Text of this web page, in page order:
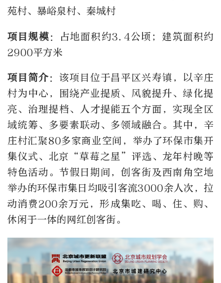
苑村、暴峪泉村、秦城村
项目规模：占地面积约3.4公顷；建筑面积约
2900平方米
项目简介：该项目位于昌平区兴寿镇，以辛庄
村为中心，围绕产业提质、风貌提升、绿化提
亮、治理提档、人才提能五个方面，实现全区
域统筹、多要素联动、多领域融合。其中，辛
庄村汇聚80多家商业空间，举办了环保市集开
集仪式、北京“草莓之星”评选、龙年村晚等
特色活动。节假日期间，创客街及西南角空地
举办的环保市集日均吸引客流3000余人次，拉
动消费200余万元，形成集吃、喝、住、购、
休闲于一体的网红创客街。